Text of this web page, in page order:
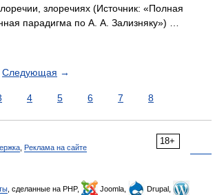
злоречиях (Источник: «Полная
парадигма по А. А. Зализняку») …
Следующая →
4 5 6 7 8
18+
Реклама на сайте
, сделанные на PHP, Joomla,
Drupal,